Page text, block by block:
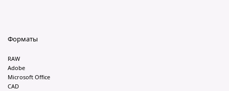
Форматы
RAW
Adobe
Microsoft Office
CAD